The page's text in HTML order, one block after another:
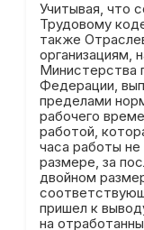
Учитывая, что
Трудовому
также
организациям,
Министерства
Федерации,
пределами
рабочего
работой,
часа работы
размере, за
двойном
пришел к
на